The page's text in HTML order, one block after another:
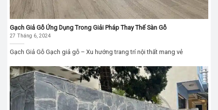
Gạch Giả Gỗ Ứng Dụng Trong Giải Pháp Thay Thế Sàn Gỗ
27 Tháng 6, 2024
Gạch Giả Gỗ Gạch giả gỗ – Xu hướng trang trí nội thất mang vẻ